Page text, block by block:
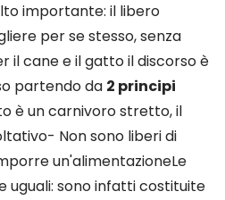
importante: il libero
per se stesso, senza
il cane e il gatto il discorso è
partendo da 2 principi
è un carnivoro stretto, il
Non sono liberi di
un'alimentazioneLe
uguali: sono infatti costituite